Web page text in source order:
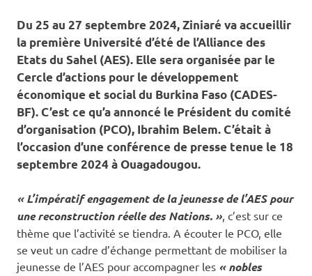
Du 25 au 27 septembre 2024, Ziniaré va accueillir
la première Université d’été de l’Alliance des
Etats du Sahel (AES). Elle sera organisée par le
Cercle d’actions pour le développement
économique et social du Burkina Faso (CADES-
BF). C’est ce qu’a annoncé le Président du comité
d’organisation (PCO), Ibrahim Belem. C’était à
l’occasion d’une conférence de presse tenue le 18
septembre 2024 à Ouagadougou.
« L’impératif engagement de la jeunesse de l’AES pour
une reconstruction réelle des Nations. », c’est sur ce
thème que l’activité se tiendra. A écouter le PCO, elle
se veut un cadre d’échange permettant de mobiliser la
jeunesse de l’AES pour accompagner les « nobles